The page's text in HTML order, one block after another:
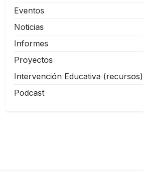
Eventos
Noticias
Informes
Proyectos
Intervención Educativa (recursos)
Podcast